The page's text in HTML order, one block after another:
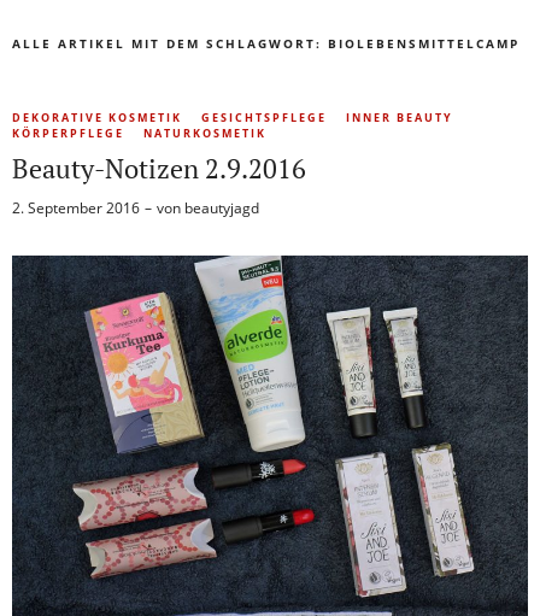
ALLE ARTIKEL MIT DEM SCHLAGWORT: BIOLEBENSMITTELCAMP
DEKORATIVE KOSMETIK GESICHTSPFLEGE
INNER BEAUTY
KÖRPERPFLEGE
NATURKOSMETIK
Beauty-Notizen 2.9.2016
2. September 2016 von beautyjagd